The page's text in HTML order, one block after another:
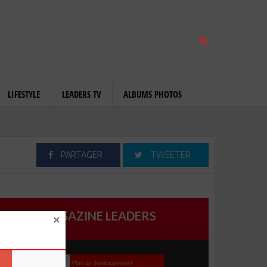
LIFESTYLE LEADERS TV ALBUMS PHOTOS
PARTAGER TWEETER
MAGAZINE LEADERS